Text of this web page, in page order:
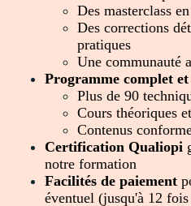
Des masterclass
Des corrections
pratiques
Une communauté
Programme complet
Plus de 90
Cours théoriques
Contenus
Certification Qualiopi
notre formation
Facilités de paiement
éventuel (jusqu'à 12